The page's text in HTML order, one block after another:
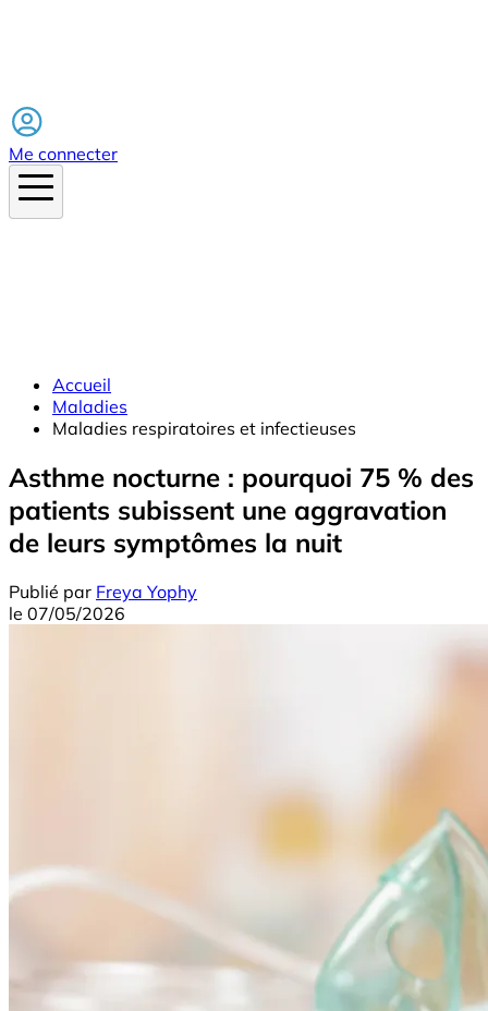
Me connecter
Accueil
Maladies
Maladies respiratoires et infectieuses
Asthme nocturne : pourquoi 75 % des
patients subissent une aggravation
de leurs symptômes la nuit
Publié par Freya Yophy
le 07/05/2026